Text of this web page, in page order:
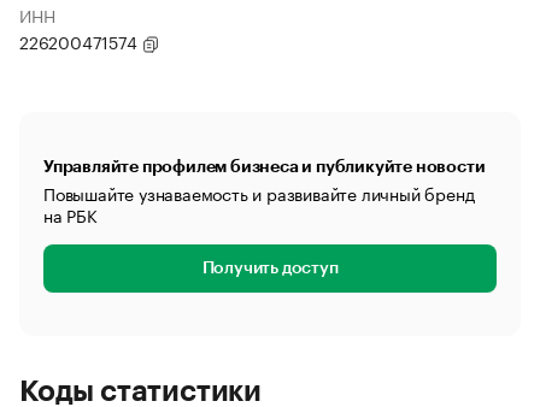
ИНН
226200471574
Управляйте профилем бизнеса и публикуйте новости
Повышайте узнаваемость и развивайте личный бренд
на РБК
Получить доступ
Коды статистики